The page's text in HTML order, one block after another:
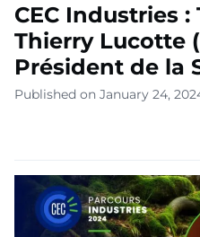
CEC Industries
Thierry Lucotte
Président de la
Published on January 24,